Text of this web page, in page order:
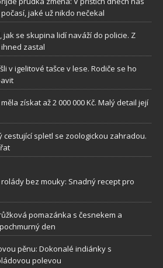
jaké už nikdo nečekal
jak se skupina lidí naváží do policie. Z
zastal
v igelitové tašce v lese. Rodiče se ho
získat až 2 000 000 Kč. Malý detail její
spletl se zoologickou zahradou.
bez mouky: Snadný recept pro
pomazánka s česnekem a
den
pěnu: Dokonalé indiánky s
polevou